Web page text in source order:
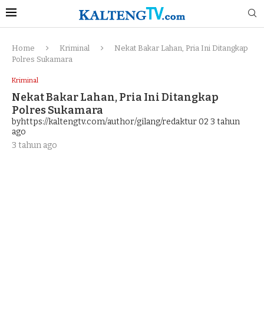
Home Kriminal
Nekat Bakar Lahan, Pria Ini Ditangkap
Polres Sukamara
Kriminal
Nekat Bakar Lahan, Pria Ini Ditangkap
Polres Sukamara
byhttps://kaltengtv.com/author/gilang/redaktur 02 3 tahun
ago
3 tahun ago